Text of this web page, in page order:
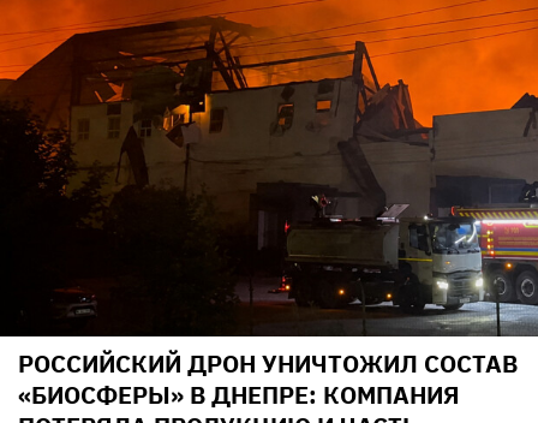
РОССИЙСКИЙ ДРОН УНИЧТОЖИЛ СОСТАВ
«БИОСФЕРЫ» В ДНЕПРЕ: КОМПАНИЯ